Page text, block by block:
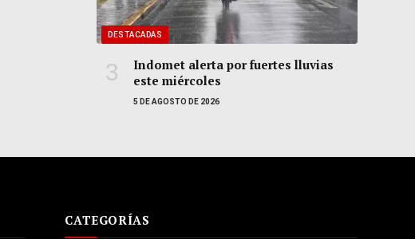
DESTACADAS
Indomet alerta por fuertes lluvias
este miércoles
5 DE AGOSTO DE 2026
CATEGORÍAS